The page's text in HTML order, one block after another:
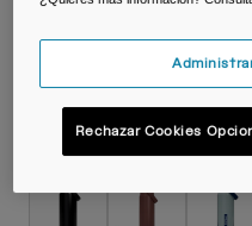
44,99 €
Color -Silver Mist
Rechazar Cookies